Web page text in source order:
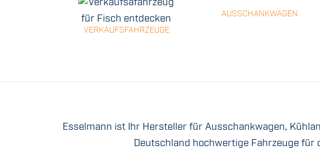
VERKAUFSFAHRZEUGE
AUSSCHANKWAGEN
Esselmann ist Ihr Hersteller für Ausschankwagen,
Deutschland hochwertige Fahrzeuge für